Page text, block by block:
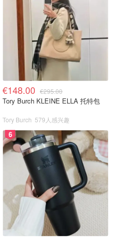
€148.00 €295.00
Tory Burch KLEINE ELLA 托特包
Tory Burch 579人感兴趣
6